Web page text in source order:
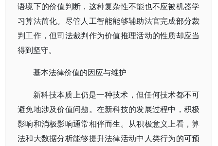
语境下的价值判断，这种复杂性不能也不应被机器学
习算法简化。尽管人工智能能够辅助法官完成部分裁
判工作，但司法裁判作为价值推理活动的性质却应当
得到坚守。
基本法律价值的因应与维护
新科技本质上仍是一种技术，但任何技术都不可
避免地涉及价值问题。在新科技的发展过程中，积极
影响和消极影响通常相伴而生。从积极意义上看，算
法和大数据分析能够提升法律活动中人类行为的可预